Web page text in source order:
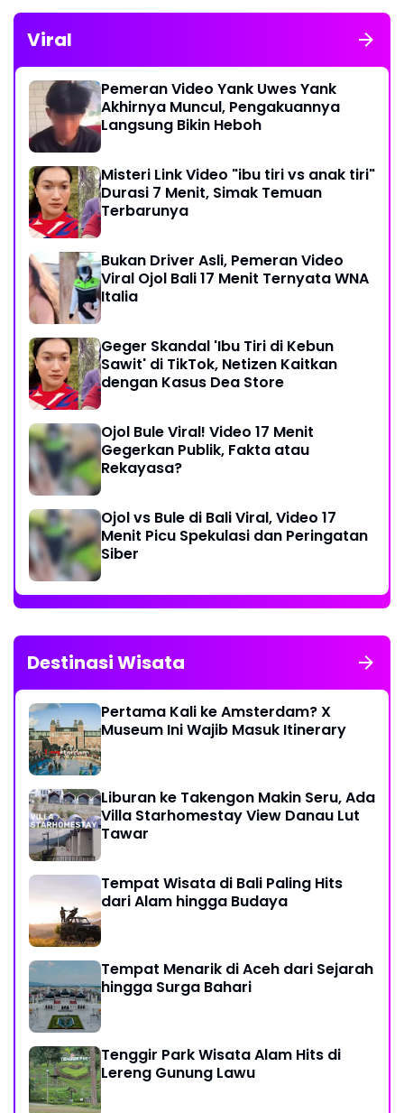
Viral
Pemeran Video Yank Uwes Yank
Akhirnya Muncul, Pengakuannya
Langsung Bikin Heboh
Misteri Link Video "ibu tiri vs anak tiri"
Durasi 7 Menit, Simak Temuan
Terbarunya
Bukan Driver Asli, Pemeran Video
Viral Ojol Bali 17 Menit Ternyata WNA
Italia
Geger Skandal 'Ibu Tiri di Kebun
Sawit' di TikTok, Netizen Kaitkan
dengan Kasus Dea Store
Ojol Bule Viral! Video 17 Menit
Gegerkan Publik, Fakta atau
Rekayasa?
Ojol vs Bule di Bali Viral, Video 17
Menit Picu Spekulasi dan Peringatan
Siber
Destinasi Wisata
Pertama Kali ke Amsterdam? X
Museum Ini Wajib Masuk Itinerary
Liburan ke Takengon Makin Seru, Ada
Villa Starhomestay View Danau Lut
Tawar
Tempat Wisata di Bali Paling Hits
dari Alam hingga Budaya
Tempat Menarik di Aceh dari Sejarah
hingga Surga Bahari
Tenggir Park Wisata Alam Hits di
Lereng Gunung Lawu